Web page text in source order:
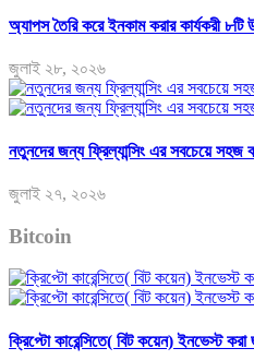
অ্যাপস তৈরি করে ইনকাম করার কার্যকরী ৮টি
জুলাই ২৮, ২০২৬
নতুনদের জন্য ফ্রিল্যান্সিং এর সবচেয়ে সহজ
জুলাই ২৭, ২০২৬
Bitcoin
ক্রিপ্টো কারেন্সিতে( বিট কয়েন) ইনভেস্ট